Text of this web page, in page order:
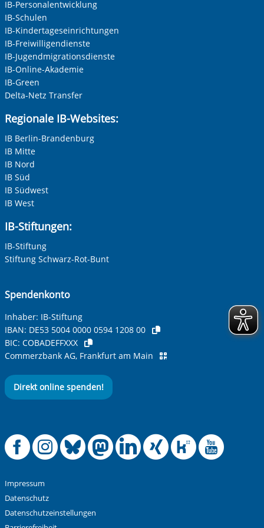
IB-Personalentwicklung
IB-Schulen
IB-Kindertageseinrichtungen
IB-Freiwilligendienste
IB-Jugendmigrationsdienste
IB-Online-Akademie
IB-Green
Delta-Netz Transfer
Regionale IB-Websites:
IB Berlin-Brandenburg
IB Mitte
IB Nord
IB Süd
IB Südwest
IB West
IB-Stiftungen:
IB-Stiftung
Stiftung Schwarz-Rot-Bunt
Spendenkonto
Inhaber: IB-Stiftung
IBAN: DE53 5004 0000 0594 1208 00
BIC: COBADEFFXXX
Commerzbank AG, Frankfurt am Main
Direkt online spenden!
Offizielle
Offizielle
Offizielle
Offizielle
Offizielle
Impressum
Datenschutz
Datenschutzeinstellungen